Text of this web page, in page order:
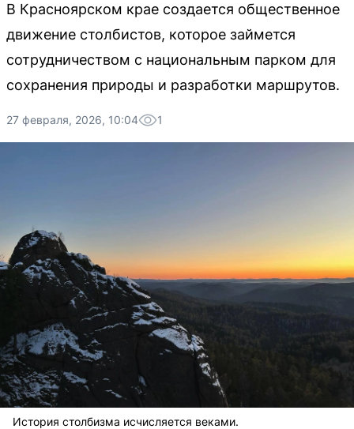
В Красноярском крае создается общественное
движение столбистов, которое займется
сотрудничеством с национальным парком для
сохранения природы и разработки маршрутов.
27 февраля, 2026, 10:04 1
История столбизма исчисляется веками.